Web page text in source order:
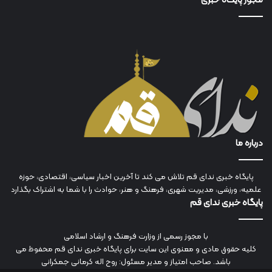
درباره ما
پایگاه خبری ندای قم تلاش می کند تا آخرین اخبار سیاسی، اقتصادی، حوزه
علمیه، ورزشی، مدیریت شهری، فرهنگ و هنر، حوادث را با شما به اشتراک بگذارد
پایگاه خبری ندای قم
با مجوز رسمی از وزارت فرهنگ و ارشاد اسلامی
کلیه حقوق مادی و معنوی این سایت برای پایگاه خبری ندای قم محفوظ می
باشد. صاحب امتیاز و مدیر مسئول: روح اله کرمانی جمکرانی